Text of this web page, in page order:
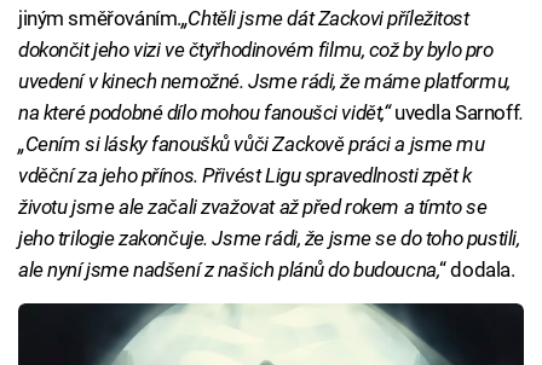
jiným směřováním.„Chtěli jsme dát Zackovi příležitost
dokončit jeho vizi ve čtyřhodinovém filmu, což by bylo pro
uvedení v kinech nemožné. Jsme rádi, že máme platformu,
na které podobné dílo mohou fanoušci vidět,“uvedla Sarnoff.
„Cením si lásky fanoušků vůči Zackově práci a jsme mu
vděční za jeho přínos. Přivést Ligu spravedlnosti zpět k
životu jsme ale začali zvažovat až před rokem a tímto se
jeho trilogie zakončuje. Jsme rádi, že jsme se do toho pustili,
ale nyní jsme nadšení z našich plánů do budoucna,“ dodala.